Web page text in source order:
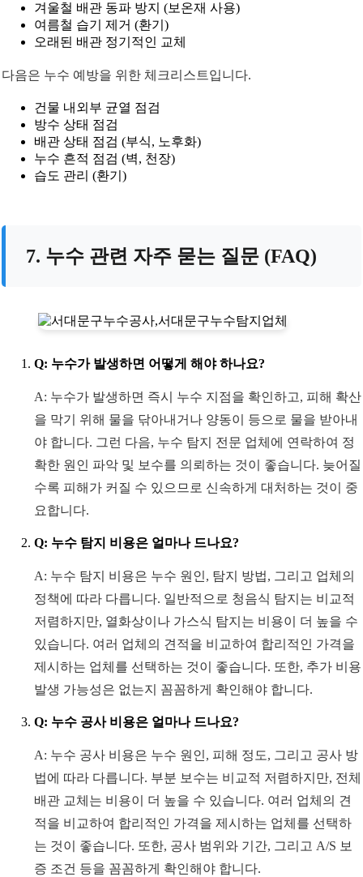
겨울철 배관 동파 방지 (보온재 사용)
여름철 습기 제거 (환기)
오래된 배관 정기적인 교체
다음은 누수 예방을 위한 체크리스트입니다.
건물 내외부 균열 점검
방수 상태 점검
배관 상태 점검 (부식, 노후화)
누수 흔적 점검 (벽, 천장)
습도 관리 (환기)
7. 누수 관련 자주 묻는 질문 (FAQ)
Q: 누수가 발생하면 어떻게 해야 하나요?
A: 누수가 발생하면 즉시 누수 지점을 확인하고, 피해 확산
을 막기 위해 물을 닦아내거나 양동이 등으로 물을 받아내
야 합니다. 그런 다음, 누수 탐지 전문 업체에 연락하여 정
확한 원인 파악 및 보수를 의뢰하는 것이 좋습니다. 늦어질
수록 피해가 커질 수 있으므로 신속하게 대처하는 것이 중
요합니다.
Q: 누수 탐지 비용은 얼마나 드나요?
A: 누수 탐지 비용은 누수 원인, 탐지 방법, 그리고 업체의
정책에 따라 다릅니다. 일반적으로 청음식 탐지는 비교적
저렴하지만, 열화상이나 가스식 탐지는 비용이 더 높을 수
있습니다. 여러 업체의 견적을 비교하여 합리적인 가격을
제시하는 업체를 선택하는 것이 좋습니다. 또한, 추가 비용
발생 가능성은 없는지 꼼꼼하게 확인해야 합니다.
Q: 누수 공사 비용은 얼마나 드나요?
A: 누수 공사 비용은 누수 원인, 피해 정도, 그리고 공사 방
법에 따라 다릅니다. 부분 보수는 비교적 저렴하지만, 전체
배관 교체는 비용이 더 높을 수 있습니다. 여러 업체의 견
적을 비교하여 합리적인 가격을 제시하는 업체를 선택하
는 것이 좋습니다. 또한, 공사 범위와 기간, 그리고 A/S 보
증 조건 등을 꼼꼼하게 확인해야 합니다.